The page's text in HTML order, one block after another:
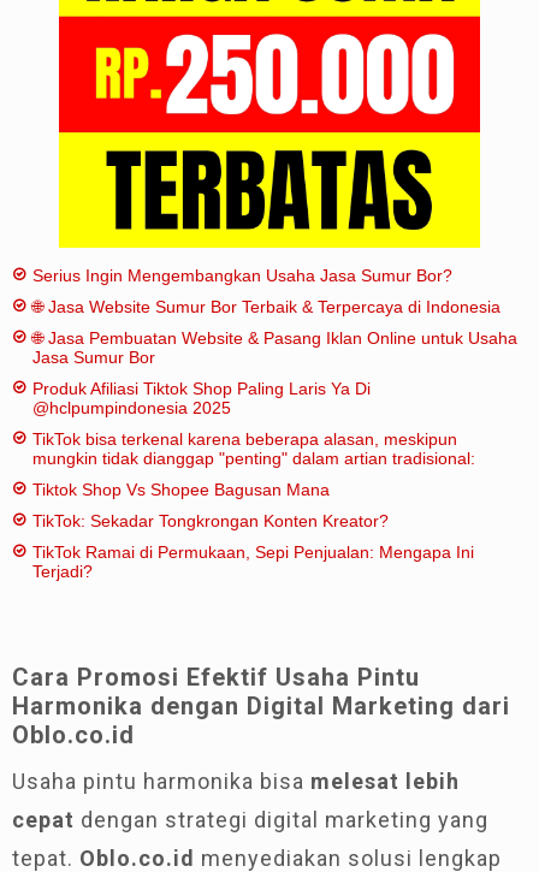
Serius Ingin Mengembangkan Usaha Jasa Sumur Bor?
🌐 Jasa Website Sumur Bor Terbaik & Terpercaya di Indonesia
🌐 Jasa Pembuatan Website & Pasang Iklan Online untuk Usaha
Jasa Sumur Bor
Produk Afiliasi Tiktok Shop Paling Laris Ya Di
@hclpumpindonesia 2025
TikTok bisa terkenal karena beberapa alasan, meskipun
mungkin tidak dianggap "penting" dalam artian tradisional:
Tiktok Shop Vs Shopee Bagusan Mana
TikTok: Sekadar Tongkrongan Konten Kreator?
TikTok Ramai di Permukaan, Sepi Penjualan: Mengapa Ini
Terjadi?
Cara Promosi Efektif Usaha Pintu
Harmonika dengan Digital Marketing dari
Oblo.co.id
Usaha pintu harmonika bisa melesat lebih
cepat dengan strategi digital marketing yang
tepat. Oblo.co.id menyediakan solusi lengkap